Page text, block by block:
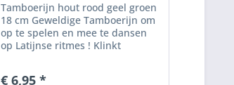
Tamboerijn hout rood geel groen
18 cm Geweldige Tamboerijn om
op te spelen en mee te dansen
op Latijnse ritmes ! Klinkt
€ 6,95 *